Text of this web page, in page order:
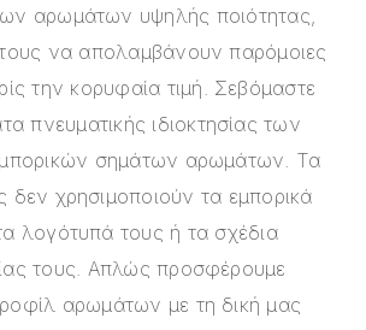
αρωμάτων υψηλής ποιότητας,
να απολαμβάνουν παρόμοιες
την κορυφαία τιμή. Σεβόμαστε
πνευματικής ιδιοκτησίας των
σημάτων αρωμάτων. Τα
δεν χρησιμοποιούν τα εμπορικά
λογότυπά τους ή τα σχέδια
τους. Απλώς προσφέρουμε
αρωμάτων με τη δική μας